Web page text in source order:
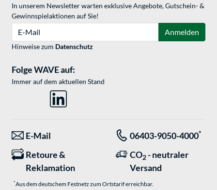
In unserem Newsletter warten exklusive Angebote, Gutschein- &
Gewinnspielaktionen auf Sie!
Anmelden
Hinweise zum Datenschutz
Folge WAVE auf:
Immer auf dem aktuellen Stand
E-Mail 06403-9050-4000*
Retoure &
Reklamation
CO2 - neutraler
Versand
*Aus dem deutschem Festnetz zum Ortstarif erreichbar.